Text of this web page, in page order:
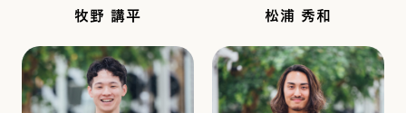
牧野 講平 松浦 秀和